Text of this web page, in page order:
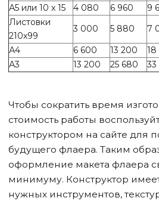
А5 или 10 х 15
4 080 6 960 9
Листовки
210х99
3 000 5 880 7
А4
6 600 13 200
А3
13 200 25 680
Чтобы сократить время
стоимость работы
конструктором на сайте для
будущего флаера. Таким
оформление макета флаера
минимуму. Конструктор
нужных инструментов,